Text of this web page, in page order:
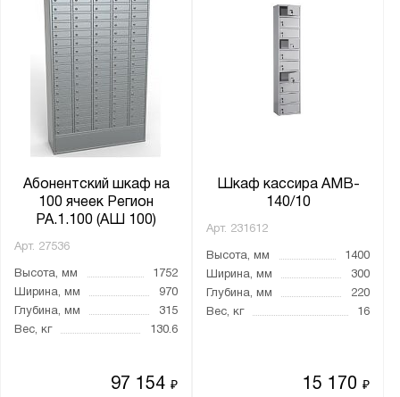
Абонентский шкаф на
100 ячеек Регион
РА.1.100 (АШ 100)
Арт. 27536
Высота, мм
1752
Ширина, мм
970
Глубина, мм
315
Вес, кг
130.6
97 154₽
Шкаф кассира AMB-
140/10
Арт. 231612
Высота, мм
1400
Ширина, мм
300
Глубина, мм
220
Вес, кг
16
15 170₽
10 ключевых
RFID замок
Ключевой
Кодовый замок
Кодовый механический
Страна производства:
Россия
Производитель:
Меткон
Предприятие ДВК
Промет